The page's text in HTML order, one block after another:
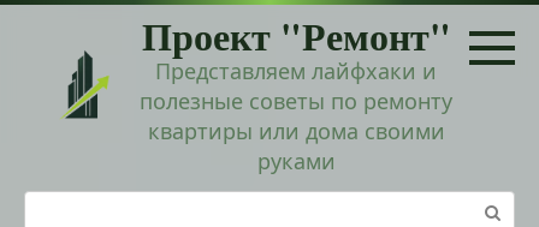
Перейти
Проект "Ремонт"
Представляем лайфхаки и
полезные советы по ремонту
квартиры или дома своими
руками
Поиск: